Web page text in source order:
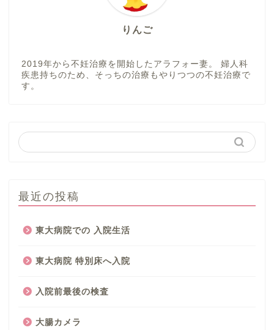
りんご
2019年から不妊治療を開始したアラフォー妻。 婦人科
疾患持ちのため、そっちの治療もやりつつの不妊治療で
す。
最近の投稿
東大病院での 入院生活
東大病院 特別床へ入院
入院前最後の検査
大腸カメラ